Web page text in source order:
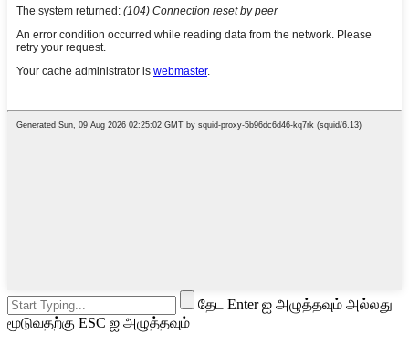
தேட Enter ஐ அழுத்தவும் அல்லது
மூடுவதற்கு ESC ஐ அழுத்தவும்